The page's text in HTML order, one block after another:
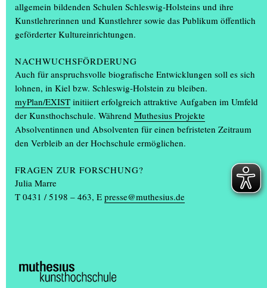
Urkunden an Absolvent*innen im Kesselhaus
verliehen
allgemein bildenden Schulen Schleswig-Holsteins und ihre
Kunstlehrerinnen und Kunstlehrer sowie das Publikum öffentlich
geförderter Kultureinrichtungen.
NACHWUCHSFÖRDERUNG
Auch für anspruchsvolle biografische Entwicklungen soll es sich
lohnen, in Kiel bzw. Schleswig-Holstein zu bleiben.
myPlan/EXIST initiiert erfolgreich attraktive Aufgaben im Umfeld
der Kunsthochschule. Während Muthesius Projekte
Absolventinnen und Absolventen für einen befristeten Zeitraum
den Verbleib an der Hochschule ermöglichen.
FRAGEN ZUR FORSCHUNG?
Julia Marre
T 0431 / 5198 – 463, E presse@muthesius.de